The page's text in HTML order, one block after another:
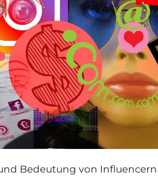
Bedeutung von